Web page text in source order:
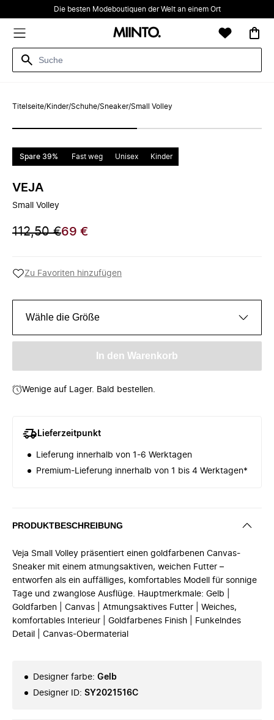
Die besten Modeboutiquen der Welt an einem Ort
Titelseite/Kinder/Schuhe/Sneaker/Small Volley
Spare 39% Fast weg Unisex Kinder
VEJA
Small Volley
112,50 €69 €
Zu Favoriten hinzufügen
Wähle die Größe
In den Warenkorb
Wenige auf Lager. Bald bestellen.
Lieferzeitpunkt
Lieferung innerhalb von 1-6 Werktagen
Premium-Lieferung innerhalb von 1 bis 4 Werktagen*
PRODUKTBESCHREIBUNG
Veja Small Volley präsentiert einen goldfarbenen Canvas-
Sneaker mit einem atmungsaktiven, weichen Futter –
entworfen als ein auffälliges, komfortables Modell für sonnige
Tage und zwanglose Ausflüge. Hauptmerkmale: Gelb |
Goldfarben | Canvas | Atmungsaktives Futter | Weiches,
komfortables Interieur | Goldfarbenes Finish | Funkelndes
Detail | Canvas-Obermaterial
Designer farbe: Gelb
Designer ID: SY2021516C